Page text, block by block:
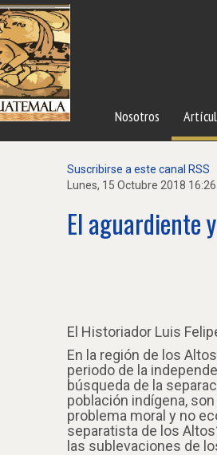
Nosotros
Suscribirse a este canal RSS
Lunes, 15 Octubre 2018 16:26
El aguardiente
El Historiador Luis
En la región de los
periodo de la
búsqueda de la
población indígena,
problema moral y no
separatista de los
las sublevaciones de